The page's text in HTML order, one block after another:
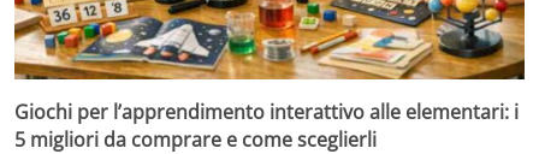
Giochi per l’apprendimento interattivo alle elementari: i
5 migliori da comprare e come sceglierli